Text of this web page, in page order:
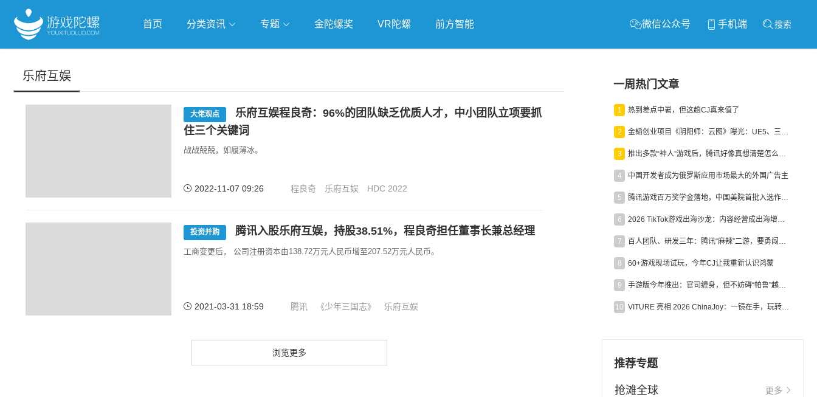
首页 分类资讯 专题 金陀螺奖 VR陀螺 前方智能 微信公众号 手机端 搜索
乐府互娱
大佬观点
乐府互娱程良奇：96%的团队缺乏优质人才，中小团队立项要抓
住三个关键词
战战兢兢，如履薄冰。
2022-11-07 09:26 程良奇 乐府互娱 HDC 2022
投资并购 腾讯入股乐府互娱，持股38.51%，程良奇担任董事长兼总经理
工商变更后， 公司注册资本由138.72万元人民币增至207.52万元人民币。
2021-03-31 18:59 腾讯 《少年三国志》 乐府互娱
浏览更多
一周热门文章
1 热到差点中暑，但这趟CJ真来值了
2 金韬创业项目《阴阳师：云图》曝光：UE5、三端互通、ARPG
3 推出多款“神人”游戏后，腾讯好像真想清楚怎么做二次元了
4 中国开发者成为俄罗斯应用市场最大的外国广告主
5 腾讯游戏百万奖学金落地，中国美院首批入选作品获业内关注
6 2026 TikTok游戏出海沙龙：内容经营成出海增长新引擎
7 百人团队、研发三年：腾讯“麻辣”二游，要勇闯男性恋爱市场
8 60+游戏现场试玩，今年CJ让我重新认识鸿蒙
9 手游版今年推出：官司缠身，但不妨碍“帕鲁”越来越火
10 VITURE 亮相 2026 ChinaJoy：一镜在手，玩转全场！
推荐专题
抢滩全球 更多